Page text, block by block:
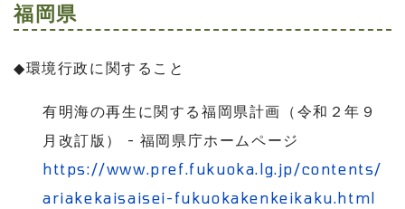
福岡県
◆環境行政に関すること
有明海の再生に関する福岡県計画（令和２年９
月改訂版）
- 福岡県庁ホームページ
https://www.pref.fukuoka.lg.jp/contents/
ariakekaisaisei-fukuokakenkeikaku.html